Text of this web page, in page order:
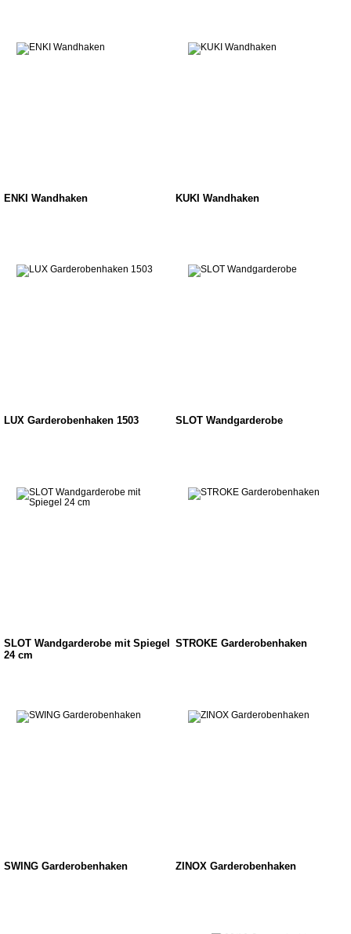
ENKI Wandhaken KUKI Wandhaken
LUX Garderobenhaken 1503 SLOT Wandgarderobe
SLOT Wandgarderobe mit Spiegel
24 cm
STROKE Garderobenhaken
SWING Garderobenhaken ZINOX Garderobenhaken